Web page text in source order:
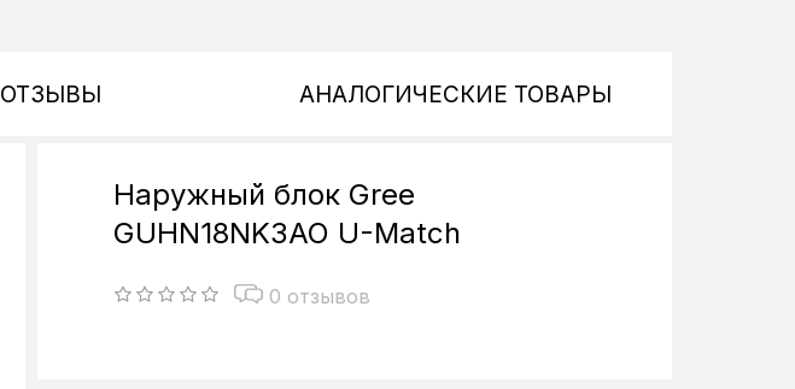
ОТЗЫВЫ АНАЛОГИЧЕСКИЕ ТОВАРЫ
Наружный блок Gree
GUHN18NK3AO U-Match
0 отзывов